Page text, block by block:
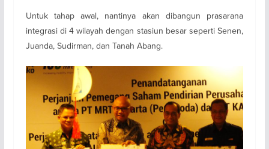
Untuk tahap awal, nantinya akan dibangun prasarana
integrasi di 4 wilayah dengan stasiun besar seperti Senen,
Juanda, Sudirman, dan Tanah Abang.